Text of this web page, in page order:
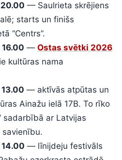
— Saulrieta skrējiens
starts un finišs
“Centrs”.
— Ostas svētki 2026
kultūras nama
— aktīvās atpūtas un
Ainažu ielā 17B. To rīko
sadarbībā ar Latvijas
— līnijdeju festivāls